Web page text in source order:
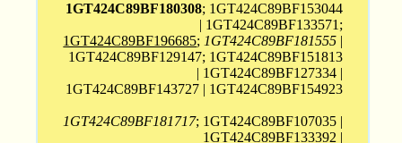
1GT424C89BF180308; 1GT424C89BF153044
| 1GT424C89BF133571;
1GT424C89BF196685; 1GT424C89BF181555 |
1GT424C89BF129147; 1GT424C89BF151813
| 1GT424C89BF127334 |
1GT424C89BF143727 | 1GT424C89BF154923
1GT424C89BF181717; 1GT424C89BF107035 |
1GT424C89BF133392 |